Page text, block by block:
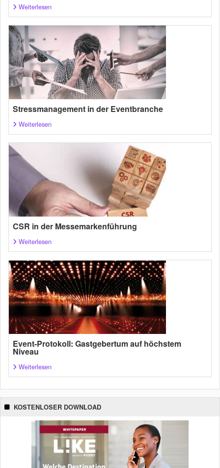
Weiterlesen
Stressmanagement in der Eventbranche
Weiterlesen
CSR in der Messemarkenführung
Weiterlesen
Event-Protokoll: Gastgebertum auf höchstem
Niveau
Weiterlesen
KOSTENLOSER DOWNLOAD